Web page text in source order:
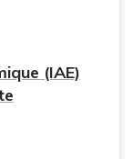
(IAE)